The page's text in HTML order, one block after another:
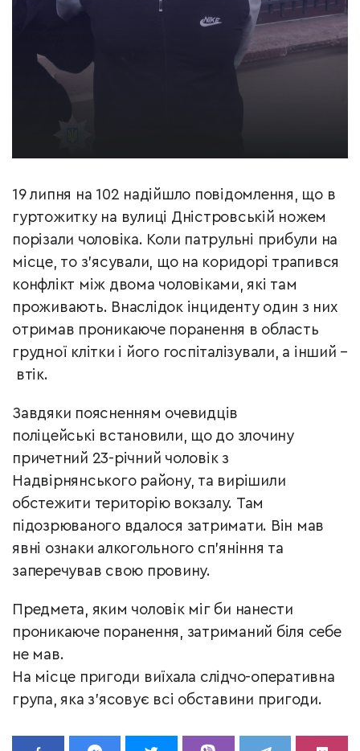
19 липня на 102 надійшло повідомлення, що в
гуртожитку на вулиці Дністровській ножем
порізали чоловіка. Коли патрульні прибули на
місце, то з'ясували, що на коридорі трапився
конфлікт між двома чоловіками, які там
проживають. Внаслідок інциденту один з них
отримав проникаюче поранення в область
грудної клітки і його госпіталізували, а інший –
втік.
Завдяки поясненням очевидців
поліцейські встановили, що до злочину
причетний 23-річний чоловік з
Надвірнянського району, та вирішили
обстежити територію вокзалу. Там
підозрюваного вдалося затримати. Він мав
явні ознаки алкогольного сп'яніння та
заперечував свою провину.
Предмета, яким чоловік міг би нанести
проникаюче поранення, затриманий біля себе
не мав.
На місце пригоди виїхала слідчо-оперативна
група, яка з'ясовує всі обставини пригоди.